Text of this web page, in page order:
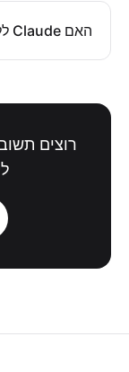
האם Claude ללא צנזורה?
רוצים